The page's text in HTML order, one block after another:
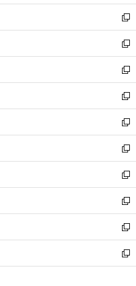
し
い
ウ
ィ
ン
ド
ウ
で
開
く
新
し
い
ウ
ィ
ン
ド
ウ
で
開
く
新
し
い
ウ
ィ
ン
ド
ウ
で
開
く
新
し
い
ウ
ィ
ン
ド
ウ
で
開
く
新
し
い
ウ
ィ
ン
ド
ウ
で
開
く
新
し
い
ウ
ィ
ン
ド
ウ
で
開
く
新
し
い
ウ
ィ
ン
ド
ウ
で
開
新
し
い
ウ
ィ
ン
ド
ウ
新
し
い
ウ
ィ
ン
新
し
い
ウ
新
し